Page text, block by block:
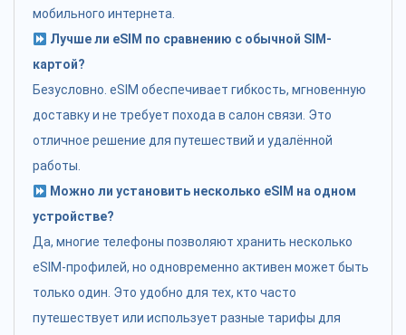
мобильного интернета.
Лучше ли eSIM по сравнению с обычной SIM-
картой?
Безусловно. eSIM обеспечивает гибкость, мгновенную
доставку и не требует похода в салон связи. Это
отличное решение для путешествий и удалённой
работы.
Можно ли установить несколько eSIM на одном
устройстве?
Да, многие телефоны позволяют хранить несколько
eSIM-профилей, но одновременно активен может быть
только один. Это удобно для тех, кто часто
путешествует или использует разные тарифы для